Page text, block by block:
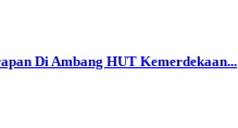
Di Ambang HUT Kemerdekaan...